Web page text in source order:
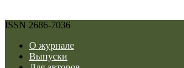
ISSN 2686-7036
О журнале
Выпуски